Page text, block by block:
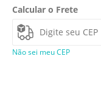
Calcular o Frete
Não sei meu CEP